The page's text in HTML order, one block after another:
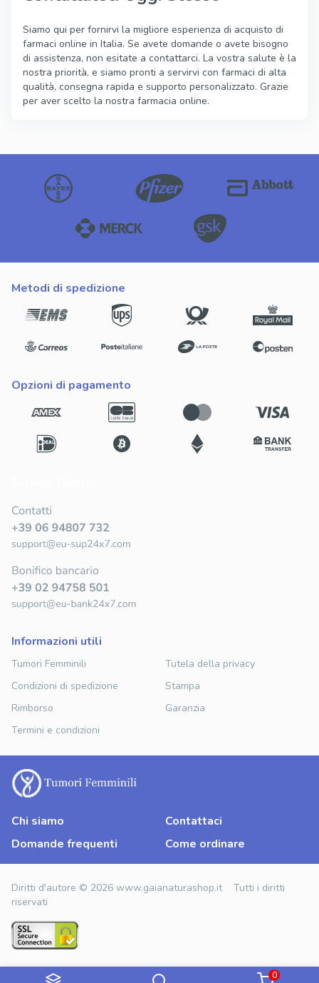
0
Siamo qui per fornirvi la migliore esperienza di acquisto di
farmaci online in Italia. Se avete domande o avete bisogno
di assistenza, non esitate a contattarci. La vostra salute è la
nostra priorità, e siamo pronti a servirvi con farmaci di alta
qualità, consegna rapida e supporto personalizzato. Grazie
per aver scelto la nostra farmacia online.
metodi di spedizione
opzioni di pagamento
informazioni utili
Tumori Femminili
Condizioni di spedizione
Rimborso
Termini e condizioni
Tutela della privacy
Stampa
Garanzia
Chi siamo
Domande frequenti
Contattaci
Come ordinare
Diritti d'autore © 2026 www.gaianaturashop.it Tutti i diritti
riservati